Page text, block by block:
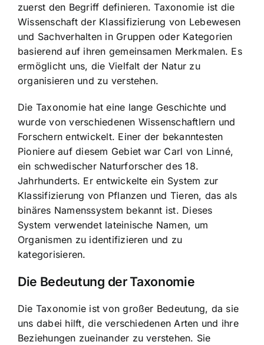
zuerst den Begriff definieren. Taxonomie ist die
Wissenschaft der Klassifizierung von Lebewesen
und Sachverhalten in Gruppen oder Kategorien
basierend auf ihren gemeinsamen Merkmalen. Es
ermöglicht uns, die Vielfalt der Natur zu
organisierenund zu verstehen.
Die Taxonomie hat eine lange Geschichte und
wurde von verschiedenen Wissenschaftlern und
Forschern entwickelt. Einer der bekanntesten
Pioniere auf diesem Gebiet war Carl von Linné,
ein schwedischer Naturforscher des 18.
Jahrhunderts. Er entwickelte ein System zur
Klassifizierung von Pflanzen und Tieren, das als
binäres Namenssystem bekannt ist. Dieses
System verwendet lateinische Namen, um
Organismen zu identifizieren und zu
kategorisieren.
Die Bedeutung der Taxonomie
Die Taxonomie ist von großer Bedeutung, da sie
uns dabei hilft, die verschiedenen Arten und ihre
Beziehungen zueinander zu verstehen. Sie